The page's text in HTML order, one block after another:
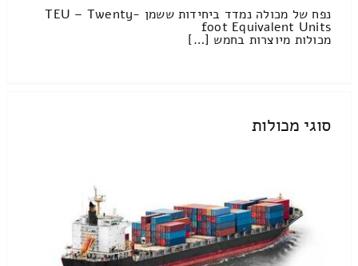
נפח של מכולה נמדד ביחידות ששמן TEU – Twenty-
foot Equivalent Units
מכולות מיוצרות בחמש […]
סוגי מכולות